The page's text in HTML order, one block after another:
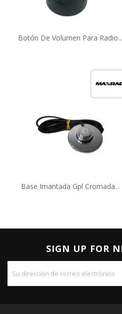
Botón De Volumen Para Radio...
Base Imantada Gpl Cromada...
SIGN UP FOR